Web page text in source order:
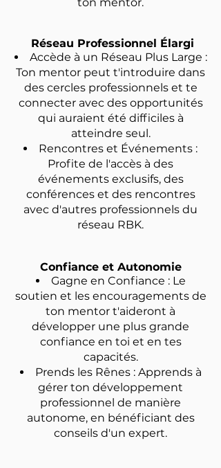
Réseau Professionnel Élargi
Accède à un Réseau Plus Large :
Ton mentor peut t'introduire dans
des cercles professionnels et te
connecter avec des opportunités
qui auraient été difficiles à
atteindre seul.
Rencontres et Événements :
Profite de l'accès à des
événements exclusifs, des
conférences et des rencontres
avec d'autres professionnels du
réseau RBK.
Confiance et Autonomie
Gagne en Confiance : Le
soutien et les encouragements de
ton mentor t'aideront à
développer une plus grande
confiance en toi et en tes
capacités.
Prends les Rênes : Apprends à
gérer ton développement
professionnel de manière
autonome, en bénéficiant des
conseils d'un expert.